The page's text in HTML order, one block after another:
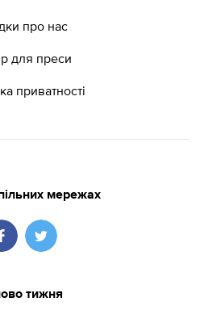
про нас
для преси
приватності
мережах
тижня